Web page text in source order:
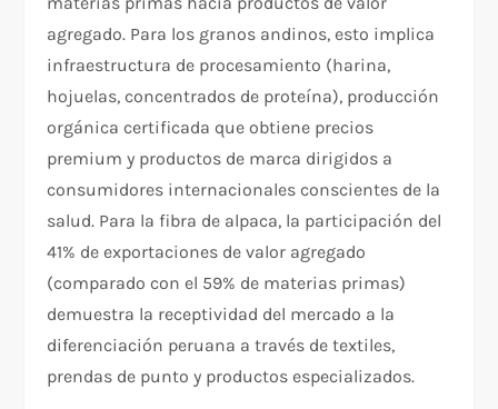
agregado. Para los granos andinos, esto implica
infraestructura de procesamiento (harina,
hojuelas, concentrados de proteína), producción
orgánica certificada que obtiene precios
premium y productos de marca dirigidos a
consumidores internacionales conscientes de la
salud. Para la fibra de alpaca, la participación del
41% de exportaciones de valor agregado
(comparado con el 59% de materias primas)
demuestra la receptividad del mercado a la
diferenciación peruana a través de textiles,
prendas de punto y productos especializados.